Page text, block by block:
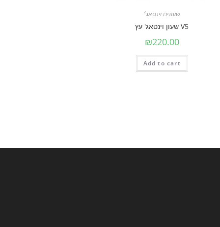
שעונים וינטאג׳
V5 שעון וינטאג' עץ
₪220.00
Add to cart